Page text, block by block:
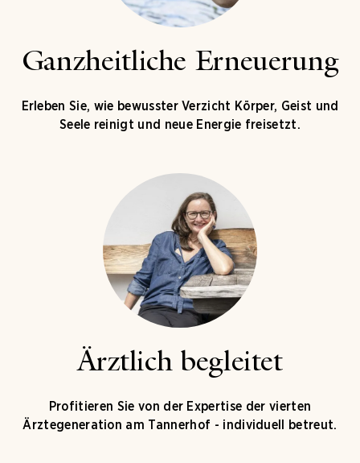
Ganzheitliche Erneuerung
Erleben Sie, wie bewusster Verzicht Körper, Geist und
Seele reinigt und neue Energie freisetzt.
Ärztlich begleitet
Profitieren Sie von der Expertise der vierten
Ärztegeneration am Tannerhof - individuell betreut.